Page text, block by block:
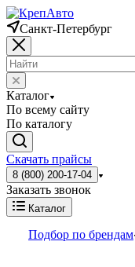
Санкт-Петербург
Каталог
По всему сайту
По каталогу
Скачать прайсы
8 (800) 200-17-04
Заказать звонок
Каталог
Подбор по брендам